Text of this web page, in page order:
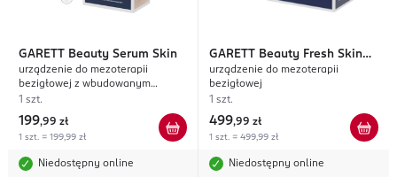
GARETT Beauty Serum Skin
urządzenie do mezoterapii
bezigłowej z wbudowanym
dozownikiem
1 szt.
199,99 zł
1 szt. = 199,99 zł
Niedostępny online
GARETT
Beauty Fresh Skin
Pro
urządzenie do mezoterapii
bezigłowej
1 szt.
499,99 zł
1 szt. = 499,99 zł
Niedostępny online